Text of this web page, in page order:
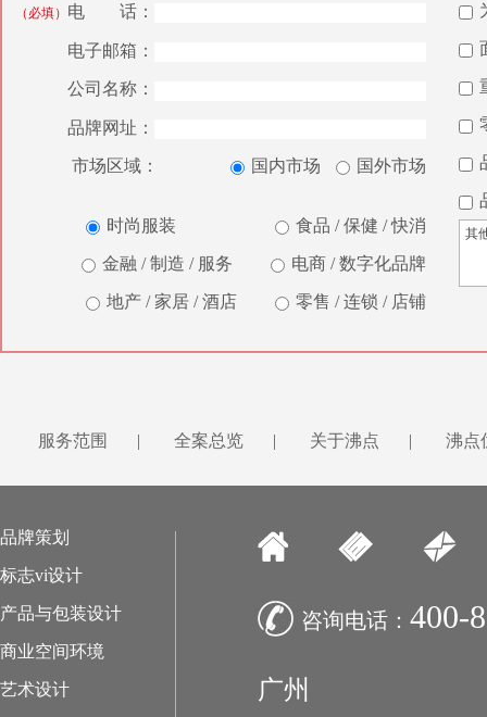
（必填） 电 话：
电子邮箱：
公司名称：
品牌网址：
国内市场 国外市场
市场区域：
时尚服装 食品 / 保健 / 快消
金融 / 制造 / 服务 电商 / 数字化品牌
地产 / 家居 / 酒店 零售 / 连锁 / 店铺
服务范围 | 全案总览 | 关于沸点 | 沸点
品牌策划
标志vi设计
产品与包装设计
商业空间环境
艺术设计
咨询电话： 400-
广州